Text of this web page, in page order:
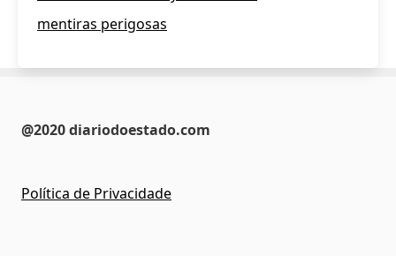
mentiras perigosas
@2020 diariodoestado.com
Política de Privacidade